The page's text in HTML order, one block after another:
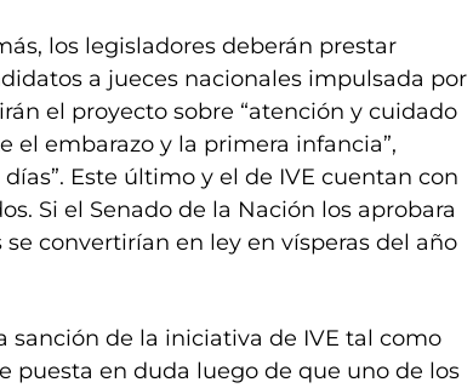
los legisladores deberán prestar
a jueces nacionales impulsada por
el proyecto sobre “atención y cuidado
el embarazo y la primera infancia”,
Este último y el de IVE cuentan con
Si el Senado de la Nación los aprobara
convertirían en ley en vísperas del año
sanción de la iniciativa de IVE tal como
puesta en duda luego de que uno de los